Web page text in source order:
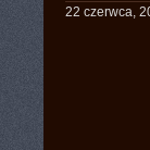
22 czerwca,